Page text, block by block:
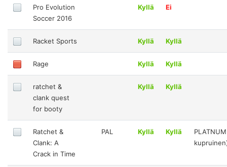
Pro Evolution
Soccer 2016
Kyllä Ei
Racket Sports Kyllä Kyllä
Rage Kyllä Kyllä
ratchet &
clank quest
for booty
Kyllä Kyllä
Ratchet &
Clank: A
Crack in Time
PAL Kyllä Kyllä